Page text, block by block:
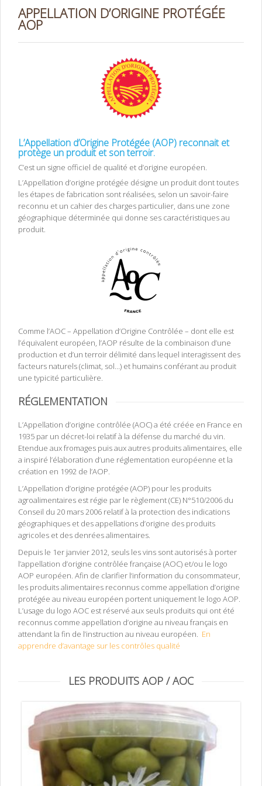
APPELLATION D’ORIGINE PROTÉGÉE
AOP
L’Appellation d’Origine Protégée (AOP) reconnait et
protège un produit et son terroir.
C’est un signe officiel de qualité et d’origine européen.
L’Appellation d’origine protégée désigne un produit dont toutes
les étapes de fabrication sont réalisées, selon un savoir-faire
reconnu et un cahier des charges particulier, dans une zone
géographique déterminée qui donne ses caractéristiques au
produit.
Comme l’AOC – Appellation d’Origine Contrôlée – dont elle est
l’équivalent européen, l’AOP résulte de la combinaison d’une
production et d’un terroir délimité dans lequel interagissent des
facteurs naturels (climat, sol…) et humains conférant au produit
une typicité particulière.
RÉGLEMENTATION
L’Appellation d’origine contrôlée (AOC) a été créée en France en
1935 par un décret-loi relatif à la défense du marché du vin.
Etendue aux fromages puis aux autres produits alimentaires, elle
a inspiré l’élaboration d’une réglementation européenne et la
création en 1992 de l’AOP.
L’Appellation d’origine protégée (AOP) pour les produits
agroalimentaires est régie par le règlement (CE) N°510/2006 du
Conseil du 20 mars 2006 relatif à la protection des indications
géographiques et des appellations d’origine des produits
agricoles et des denrées alimentaires.
Depuis le 1er janvier 2012, seuls les vins sont autorisés à porter
l’appellation d’origine contrôlée française (AOC) et/ou le logo
AOP européen. Afin de clarifier l‘information du consommateur,
les produits alimentaires reconnus comme appellation d’origine
protégée au niveau européen portent uniquement le logo AOP.
L’usage du logo AOC est réservé aux seuls produits qui ont été
reconnus comme appellation d’origine au niveau français en
attendant la fin de l’instruction au niveau européen. En
apprendre d’avantage sur les contrôles qualité
LES PRODUITS AOP / AOC